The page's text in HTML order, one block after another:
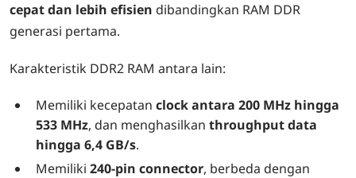
cepat dan lebih efisien dibandingkan RAM DDR
generasi pertama.
Karakteristik DDR2 RAM antara lain:
Memiliki kecepatan clock antara 200 MHz hingga
533 MHz, dan menghasilkan throughput data
hingga 6,4 GB/s.
Memiliki 240-pin connector, berbeda dengan